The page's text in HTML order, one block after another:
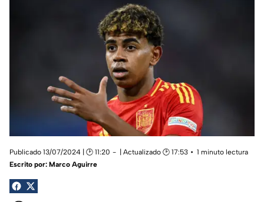
Publicado 13/07/2024 | 🕑 11:20 | Actualizado 🕑 17:53
1 minuto lectura
Escrito por: Marco Aguirre